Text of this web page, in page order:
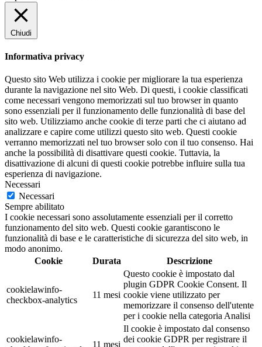
Chiudi
Informativa privacy
Questo sito Web utilizza i cookie per migliorare la tua esperienza
durante la navigazione nel sito Web. Di questi, i cookie classificati
come necessari vengono memorizzati sul tuo browser in quanto
sono essenziali per il funzionamento delle funzionalità di base del
sito web. Utilizziamo anche cookie di terze parti che ci aiutano ad
analizzare e capire come utilizzi questo sito web. Questi cookie
verranno memorizzati nel tuo browser solo con il tuo consenso. Hai
anche la possibilità di disattivare questi cookie. Tuttavia, la
disattivazione di alcuni di questi cookie potrebbe influire sulla tua
esperienza di navigazione.
Necessari
Necessari
Sempre abilitato
I cookie necessari sono assolutamente essenziali per il corretto
funzionamento del sito web. Questi cookie garantiscono le
funzionalità di base e le caratteristiche di sicurezza del sito web, in
modo anonimo.
Cookie
Durata Descrizione
cookielawinfo-
checkbox-analytics
11 mesi
Questo cookie è impostato dal
plugin GDPR Cookie Consent. Il
cookie viene utilizzato per
memorizzare il consenso dell'utente
per i cookie nella categoria Analisi
cookielawinfo-
11 mesi
Il cookie è impostato dal consenso
dei cookie GDPR per registrare il